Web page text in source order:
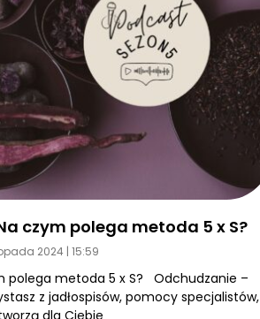
czym polega metoda 5 x S?
2024 15:59
polega metoda 5 x S? Odchudzanie –
z jadłospisów, pomocy specjalistów,
dla Ciebie